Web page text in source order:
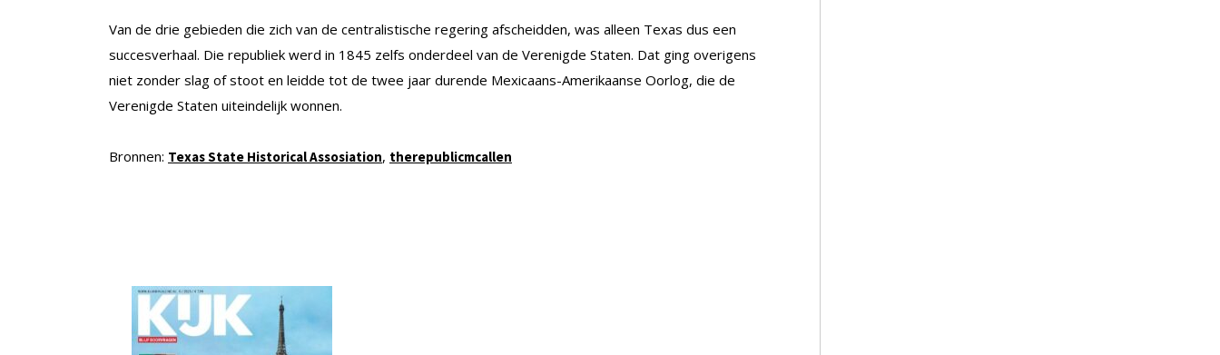
Van de drie gebieden die zich van de centralistische regering afscheidden, was alleen Texas dus een
succesverhaal. Die republiek werd in 1845 zelfs onderdeel van de Verenigde Staten. Dat ging overigens
niet zonder slag of stoot en leidde tot de twee jaar durende Mexicaans-Amerikaanse Oorlog, die de
Verenigde Staten uiteindelijk wonnen.
Bronnen: Texas State Historical Assosiation, therepublicmcallen